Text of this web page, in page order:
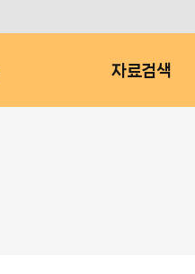
자료검색